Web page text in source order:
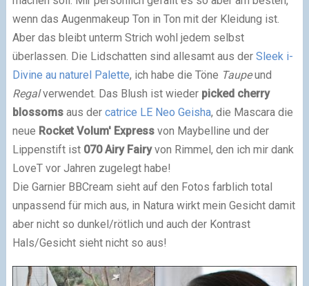
wenn das Augenmakeup Ton in Ton mit der Kleidung ist.
Aber das bleibt unterm Strich wohl jedem selbst
überlassen. Die Lidschatten sind allesamt aus der Sleek i-
Divine au naturel Palette, ich habe die Töne Taupeund
Regalverwendet. Das Blush ist wieder picked cherry
blossomsaus der catrice LE Neo Geisha, die Mascara die
neue Rocket Volum' Expressvon Maybelline und der
Lippenstift ist 070 Airy Fairyvon Rimmel, den ich mir dank
LoveT vor Jahren zugelegt habe!
Die Garnier BBCream sieht auf den Fotos farblich total
unpassend für mich aus, in Natura wirkt mein Gesicht damit
aber nicht so dunkel/rötlich und auch der Kontrast
Hals/Gesicht sieht nicht so aus!